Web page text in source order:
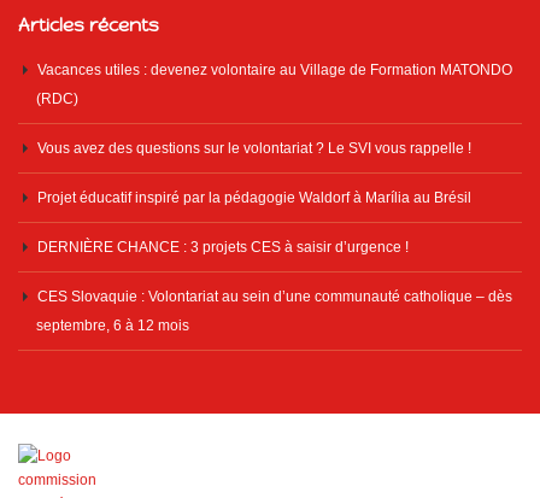
Articles récents
Vacances utiles : devenez volontaire au Village de Formation MATONDO
(RDC)
Vous avez des questions sur le volontariat ? Le SVI vous rappelle !
Projet éducatif inspiré par la pédagogie Waldorf à Marília au Brésil
DERNIÈRE CHANCE : 3 projets CES à saisir d’urgence !
CES Slovaquie : Volontariat au sein d’une communauté catholique – dès
septembre, 6 à 12 mois